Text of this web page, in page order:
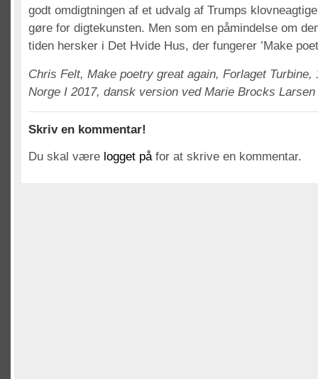
godt omdigtningen af et udvalg af Trumps
gøre for digtekunsten. Men som en påmindelse om
tiden hersker i Det Hvide Hus, der fungerer ’Make
Chris Felt, Make poetry great again, Forlaget Turbine,
Norge I 2017, dansk version ved Marie Brocks Larsen
Skriv en kommentar!
Du skal være logget påfor at skrive en kommentar.